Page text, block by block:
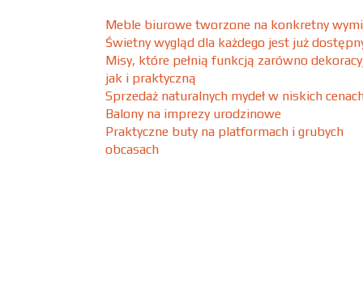
Meble biurowe tworzone na konkretny
Świetny wygląd dla każdego jest już
Misy, które pełnią funkcją zarówno
jak i praktyczną
Sprzedaż naturalnych mydeł w niskich
Balony na imprezy urodzinowe
Praktyczne buty na platformach i grubych
obcasach